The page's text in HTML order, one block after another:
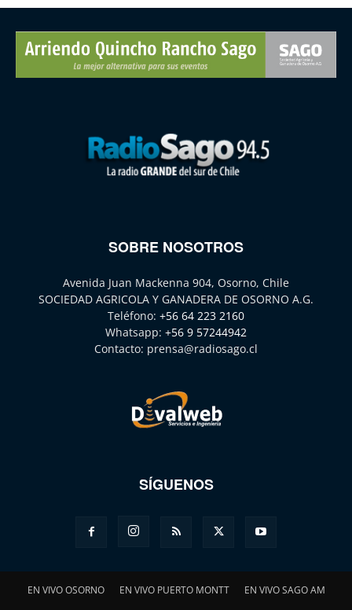
SOBRE NOSOTROS
Avenida Juan Mackenna 904, Osorno, Chile
SOCIEDAD AGRICOLA Y GANADERA DE OSORNO A.G.
Teléfono: +56 64 223 2160
Whatsapp: +56 9 57244942
Contacto: prensa@radiosago.cl
SÍGUENOS
EN VIVO OSORNO EN VIVO PUERTO MONTT EN VIVO SAGO AM